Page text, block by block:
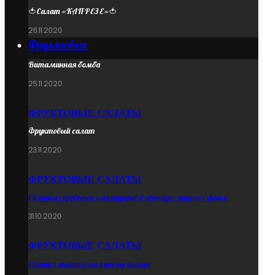
🍅Салат «КАПРЕЗЕ»🍅
26.11.2020
Фруктовые
Витаминная бомба
25.11.2020
ФРУКТОВЫЕ САЛАТЫ
Фруктовый салат
23.11.2020
ФРУКТОВЫЕ САЛАТЫ
Салат из креветок и помидоров в авокадо, рецепт с фото
31.10.2020
ФРУКТОВЫЕ САЛАТЫ
Салат с ананасами и апельсинами